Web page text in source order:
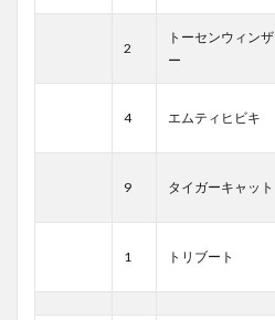
2
トーセンウィンザ
ー
4 エムティヒビキ
9 タイガーキャット
1 トリブート